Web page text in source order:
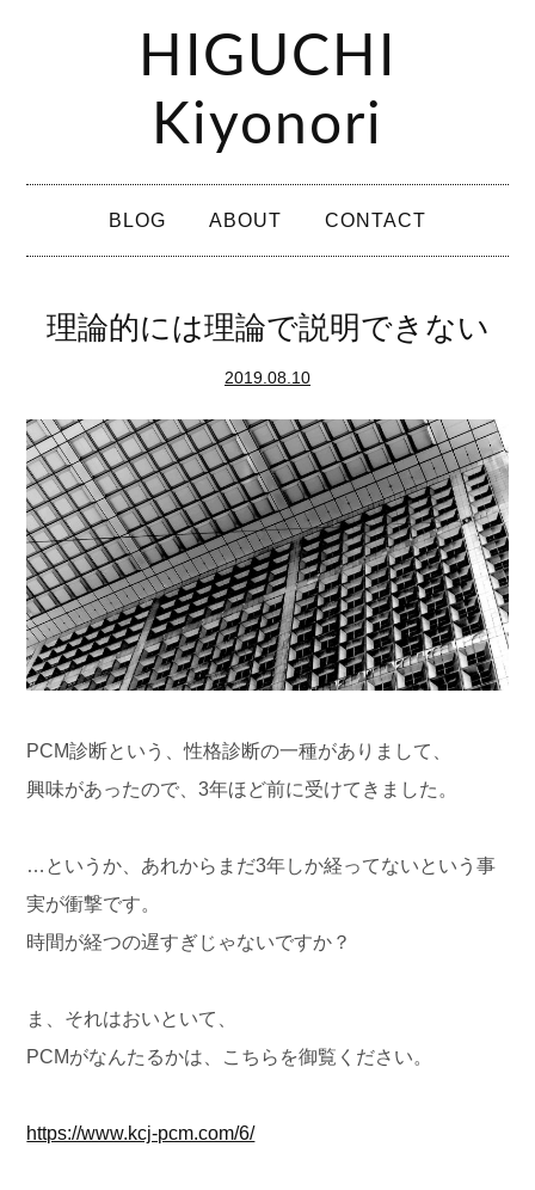
HIGUCHI
Kiyonori
イ
メ
ー
BLOG ABOUT CONTACT
理論的には理論で説明できない
2019.08.10
PCM診断という、性格診断の一種がありまして、
興味があったので、3年ほど前に受けてきました。
…というか、あれからまだ3年しか経ってないという事
実が衝撃です。
時間が経つの遅すぎじゃないですか？
ま、それはおいといて、
PCMがなんたるかは、こちらを御覧ください。
https://www.kcj-pcm.com/6/